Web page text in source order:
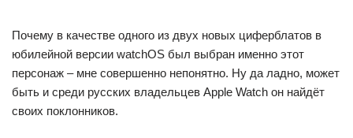
Почему в качестве одного из двух новых циферблатов в
юбилейной версии watchOS был выбран именно этот
персонаж – мне совершенно непонятно. Ну да ладно, может
быть и среди русских владельцев Apple Watch он найдёт
своих поклонников.